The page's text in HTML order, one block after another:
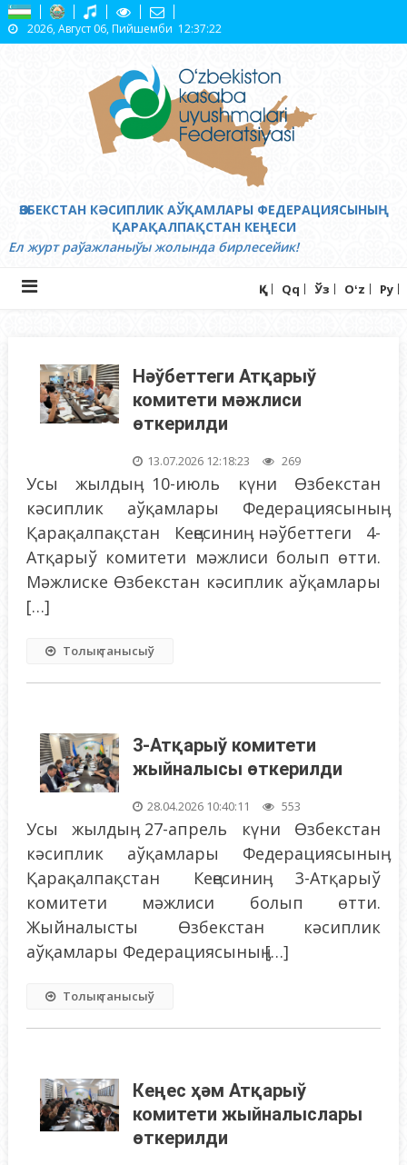
Skip
to
2026, Август 06, Пийшемби 12:37:23
ӨЗБЕКСТАН КӘСИПЛИК АЎҚАМЛАРЫ ФЕДЕРАЦИЯСЫНЫҢ
ҚАРАҚАЛПАҚСТАН КЕҢЕСИ
Ел журт раўажланыўы жолында бирлесейик!
Ққ Qq Ўз Oʻz Ру
Нәўбеттеги Атқарыў
комитети мәжлиси
өткерилди
13.07.2026 12:18:23 269
Усы жылдыӊ 10-июль күни Өзбекстан
кәсиплик аўқамлары Федерациясыныӊ
Қарақалпақстан Кеӊесиниӊ нәўбеттеги 4-
Атқарыў комитети мәжлиси болып өтти.
Мәжлиске Өзбекстан кәсиплик аўқамлары
[…]
Толық танысыў
3-Атқарыў комитети
жыйналысы өткерилди
28.04.2026 10:40:11 553
Усы жылдыӊ 27-апрель күни Өзбекстан
кәсиплик аўқамлары Федерациясыныӊ
Қарақалпақстан Кеӊесиниӊ 3-Атқарыў
комитети мәжлиси болып өтти.
Жыйналысты Өзбекстан кәсиплик
аўқамлары Федерациясыныӊ […]
Толық танысыў
Кеңес ҳәм Атқарыў
комитети жыйналыслары
өткерилди